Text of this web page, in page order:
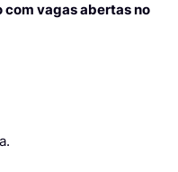
com vagas abertas no